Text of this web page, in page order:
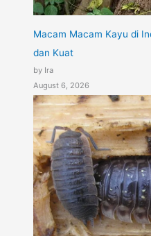
Macam Macam Kayu di
dan Kuat
by Ira
August 6, 2026